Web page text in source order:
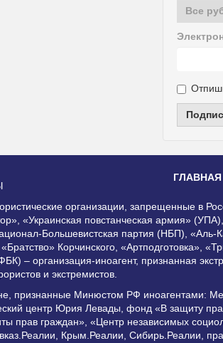
ГЛАВНАЯ
организации, запрещенные в
«Украинская повстанческая армия»
Большевистская партия (НБП),
Корчинского,
– организация-иноагент, признанная
и экстремистов.
признанные Минюстом РФ иноагентами:
центр Юрия Левады, фонд «В защиту
прав граждан», «Центр независимых
Крым.Реалии, Сибирь.Реалии,